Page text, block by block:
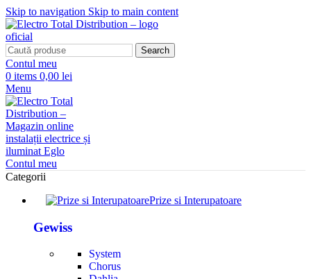
Skip to navigation Skip to main content
Search
Contul meu
0 items 0,00 lei
Menu
Contul meu
Categorii
Prize si Interupatoare
Gewiss
System
Chorus